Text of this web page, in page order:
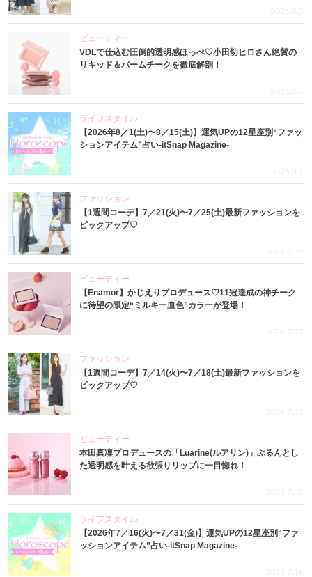
2026.8.5
ビューティー
VDLで仕込む圧倒的透明感ほっぺ♡小田切ヒロさん絶賛の
リキッド＆バームチークを徹底解剖！
2026.8.4
ライフスタイル
【2026年8／1(土)〜8／15(土)】運気UPの12星座別“ファッ
ションアイテム”占い-itSnap Magazine-
2026.8.1
ファッション
【1週間コーデ】7／21(火)〜7／25(土)最新ファッションを
ピックアップ♡
2026.7.29
ビューティー
【Enamor】かじえりプロデュース♡11冠達成の神チーク
に待望の限定“ミルキー血色”カラーが登場！
2026.7.27
ファッション
【1週間コーデ】7／14(火)〜7／18(土)最新ファッションを
ピックアップ♡
2026.7.23
ビューティー
本田真凜プロデュースの「Luarine(ルアリン)」ぷるんとし
た透明感を叶える欲張りリップに一目惚れ！
2026.7.22
ライフスタイル
【2026年7／16(火)〜7／31(金)】運気UPの12星座別“ファ
ッションアイテム”占い-itSnap Magazine-
2026.7.16